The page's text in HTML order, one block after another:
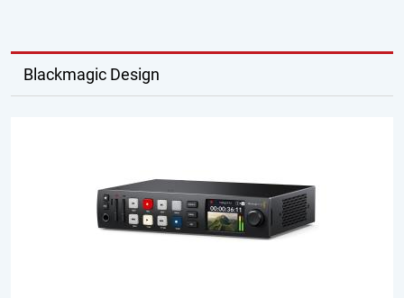
Blackmagic Design